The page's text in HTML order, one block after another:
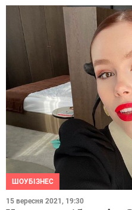
ШОУБІЗНЕС
15 вересня 2021, 19:30